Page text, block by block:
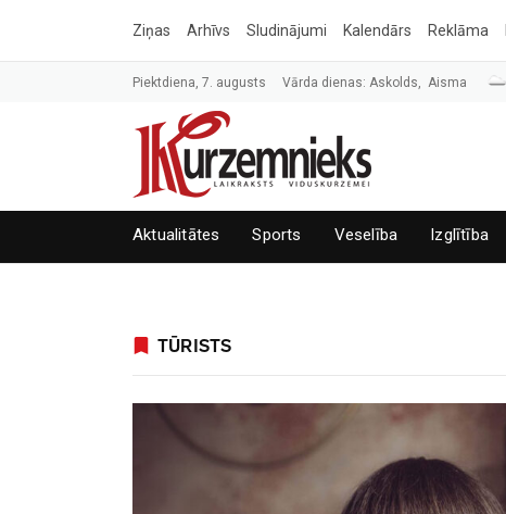
Ziņas Arhīvs Sludinājumi Kalendārs Reklāma
Piektdiena, 7. augusts Vārda dienas: Askolds, Aisma
Aktualitātes Sports Veselība Izglītība
TŪRISTS